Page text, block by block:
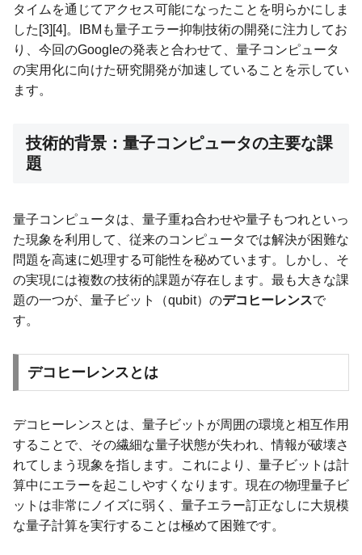
タイムを通じてアクセス可能になったことを明らかにしま
した[3][4]。IBMも量子エラー抑制技術の開発に注力してお
り、今回のGoogleの発表と合わせて、量子コンピュータ
の実用化に向けた研究開発が加速していることを示してい
ます。
技術的背景：量子コンピュータの主要な課
題
量子コンピュータは、量子重ね合わせや量子もつれといっ
た現象を利用して、従来のコンピュータでは解決が困難な
問題を高速に処理する可能性を秘めています。しかし、そ
の実現には複数の技術的課題が存在します。最も大きな課
題の一つが、量子ビット（qubit）のデコヒーレンスで
す。
デコヒーレンスとは
デコヒーレンスとは、量子ビットが周囲の環境と相互作用
することで、その繊細な量子状態が失われ、情報が破壊さ
れてしまう現象を指します。これにより、量子ビットは計
算中にエラーを起こしやすくなります。現在の物理量子ビ
ットは非常にノイズに弱く、量子エラー訂正なしに大規模
な量子計算を実行することは極めて困難です。